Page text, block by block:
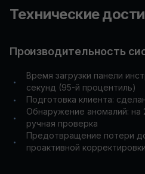
Технические
Производительность
•
Время загрузки панели
секунд (95-й процентиль)
• Подготовка клиента:
•
Обнаружение аномалий: на
ручная проверка
•
Предотвращение потери
проактивной